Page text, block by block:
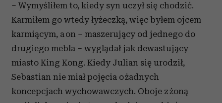
– Wymyśliłem to, kiedy syn uczył się chodzić.
Karmiłem go wtedy łyżeczką, więc byłem ojcem
karmiącym, a on – maszerujący od jednego do
drugiego mebla – wyglądał jak dewastujący
miasto King Kong. Kiedy Julian się urodził,
Sebastian nie miał pojęcia o żadnych
koncepcjach wychowawczych. Oboje z żoną